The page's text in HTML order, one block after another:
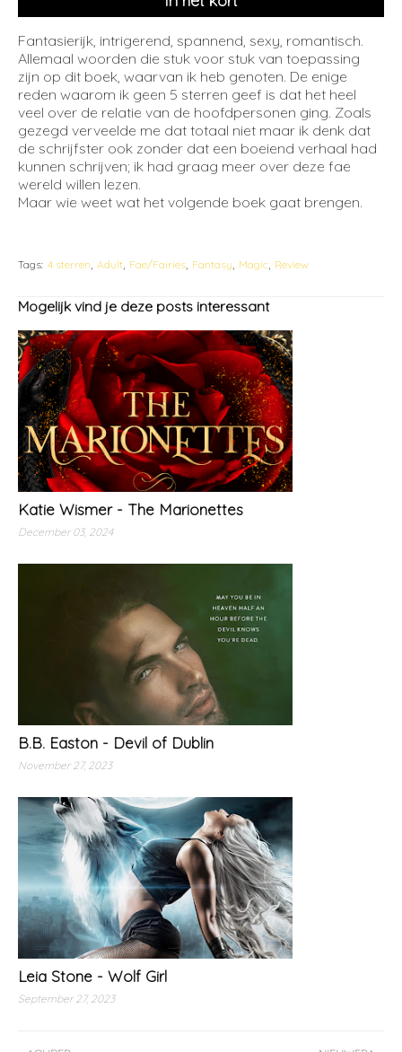
Fantasierijk, intrigerend, spannend, sexy, romantisch.
Allemaal woorden die stuk voor stuk van toepassing
zijn op dit boek, waarvan ik heb genoten. De enige
reden waarom ik geen 5 sterren geef is dat het heel
veel over de relatie van de hoofdpersonen ging. Zoals
gezegd verveelde me dat totaal niet maar ik denk dat
de schrijfster ook zonder dat een boeiend verhaal had
kunnen schrijven; ik had graag meer over deze fae
wereld willen lezen.
Maar wie weet wat het volgende boek gaat brengen.
Tags: 4 sterren Adult Fae/Fairies Fantasy Magic Review
Mogelijk vind je deze posts interessant
Katie Wismer - The Marionettes
December 03, 2024
B.B. Easton - Devil of Dublin
November 27, 2023
Leia Stone - Wolf Girl
September 27, 2023